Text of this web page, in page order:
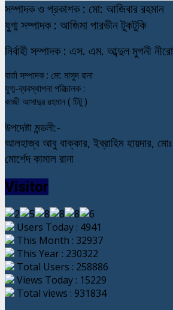
সম্পাদক ও প্রকাশক : মো: আজিবার রহমান
যুগ্ম সম্পাদক : আজিমা পারভীন টুকটুকি
নির্বাহী সম্পাদক : এস. এম. আব্দুল মুগনী নীরো
বার্তা সম্পাদক : মো: মাসুদ রানা
যুগ্ম-ব্যবস্থাপনা পরিচালক :
কাজী আসাদুর রহমান ( টিটু )
উপদেষ্টা মন্ডলী:-
আলহাজ্ব আবু বাক্কার, ইব্রাহিম হায়দার,
মোর্শেদ কামাল রানা
Visitor
Users Today : 4941
This Month : 32937
This Year : 230322
Total Users : 258886
Views Today : 15229
Total views : 931834